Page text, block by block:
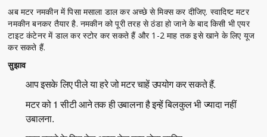
अब मटर नमकीन में पिसा मसाला डाल कर अच्छे से मिक्स कर दीजिए. स्वादिष्ट मटर
नमकीन बनकर तैयार है. नमकीन को पूरी तरह से ठंडा हो जाने के बाद किसी भी एयर
टाइट कंटेनर में डाल कर स्टोर कर सकते हैं और 1-2 माह तक इसे खाने के लिए यूज
कर सकते हैं.
सुझाव
आप इसके लिए पीले या हरे जो मटर चाहें उपयोग कर सकते हैं.
मटर को 1 सीटी आने तक ही उबालना है इन्हें बिलकुल भी ज्यादा नहीं
उबालना.